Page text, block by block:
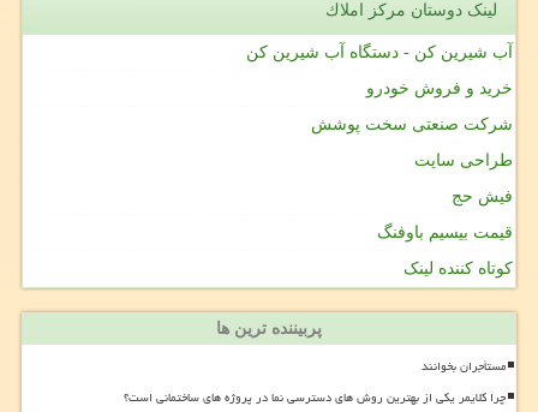
لینک دوستان مركز املاك
آب شیرین کن - دستگاه آب شیرین کن
خرید و فروش خودرو
شرکت صنعتی سخت پوشش
طراحی سایت
فیش حج
قیمت بیسیم باوفنگ
کوتاه کننده لینک
پربیننده ترین ها
مستأجران بخوانند
چرا کلایمر یکی از بهترین روش های دسترسی نما در پروژه های ساختمانی است؟